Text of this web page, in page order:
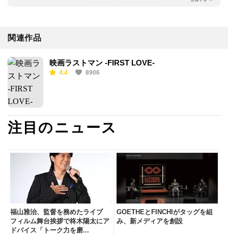
関連作品
映画ラストマン -FIRST LOVE-
4.4 8906
注目のニュース
福山雅治、監督を務めたライブ
フィルム舞台挨拶で柊木陽太にア
ドバイス「トーク力を磨...
GOETHEとFINCHIがタッグを組
み、新メディアを創設